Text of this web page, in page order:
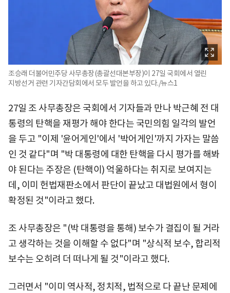
조승래 더불어민주당 사무총장(총괄선대본부장)이 27일 국회에서 열린
지방선거 관련 기자간담회에서 모두 발언을 하고 있다./뉴스1
27일 조 사무총장은 국회에서 기자들과 만나 박근혜 전 대
통령의 탄핵을 재평가 해야 한다는 국민의힘 일각의 발언
을 두고 "이제 '윤어게인'에서 '박어게인'까지 가자는 말씀
인 것 같다"며 "박 대통령에 대한 탄핵을 다시 평가를 해봐
야 된다는 주장은 (탄핵이) 억울하다는 취지로 보여지는
데, 이미 헌법재판소에서 판단이 끝났고 대법원에서 형이
확정된 것"이라고 했다.
조 사무총장은 "(박 대통령을 통해) 보수가 결집이 될 거라
고 생각하는 것을 이해할 수 없다"며 "상식적 보수, 합리적
보수는 오히려 더 떠나게 될 것"이라고 했다.
그러면서 "이미 역사적, 정치적, 법적으로 다 끝난 문제에